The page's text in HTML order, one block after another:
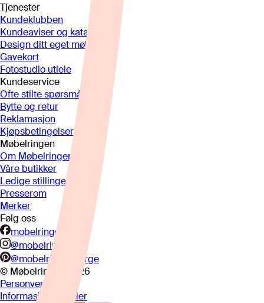
Tjenester
Kundeklubben
Kundeaviser og kataloger
Design ditt eget møbel
Gavekort
Fotostudio utleie
Kundeservice
Ofte stilte spørsmål
Bytte og retur
Reklamasjon
Kjøpsbetingelser
Møbelringen
Om Møbelringen
Våre butikker
Ledige stillinger
Presserom
Merker
Følg oss
mobelringen.no
@mobelringen
@mobelringennorge
© Møbelringen
2026
Personvern
Informasjonskapsler